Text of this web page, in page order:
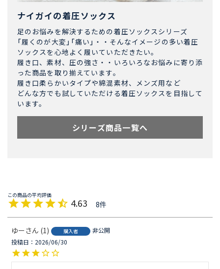
ナイガイの着圧ソックス
足のお悩みを解決するための着圧ソックスシリーズ
「履くのが大変」「痛い」・・そんなイメージの多い着圧
ソックスを心地よく履いていただきたい。
履き口、素材、圧の強さ・・いろいろなお悩みに寄り添
った商品を取り揃えています。
履き口柔らかいタイプや綿混素材、メンズ用など
どんな方でも試していただける着圧ソックスを目指して
います。
シリーズ商品一覧へ
4.63 8
ゆー 1 購入者
非公開
投稿日
2026/06/30